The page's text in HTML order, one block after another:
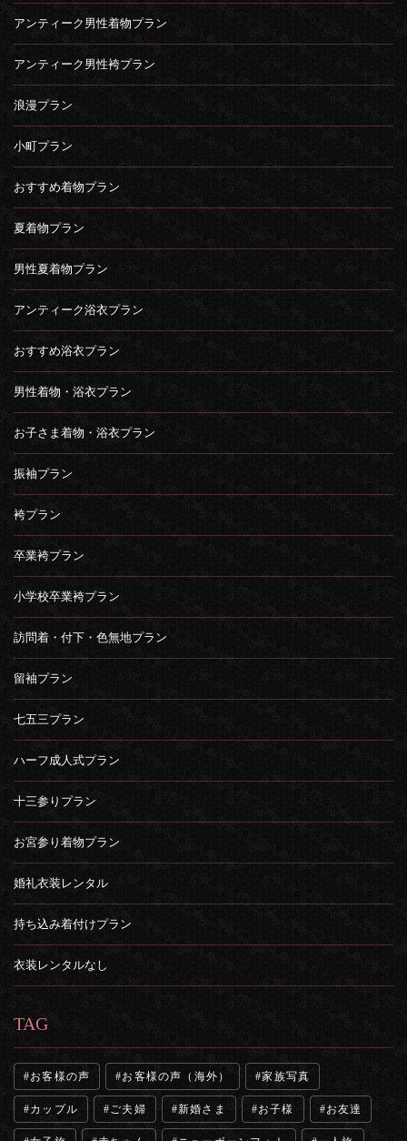
アンティーク男性着物プラン
アンティーク男性袴プラン
浪漫プラン
小町プラン
おすすめ着物プラン
夏着物プラン
男性夏着物プラン
アンティーク浴衣プラン
おすすめ浴衣プラン
男性着物・浴衣プラン
お子さま着物・浴衣プラン
振袖プラン
袴プラン
卒業袴プラン
小学校卒業袴プラン
訪問着・付下・色無地プラン
留袖プラン
七五三プラン
ハーフ成人式プラン
十三参りプラン
お宮参り着物プラン
婚礼衣装レンタル
持ち込み着付けプラン
衣装レンタルなし
TAG
お客様の声 お客様の声（海外） 家族写真
カップル ご夫婦 新婚さま お子様 お友達